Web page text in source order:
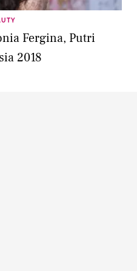
Fergina, Putri
2018